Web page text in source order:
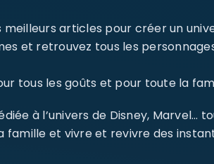
articles pour créer un
et retrouvez tous les
tous les goûts et pour toute la
à l’univers de Disney, Marvel…
et vivre et revivre des